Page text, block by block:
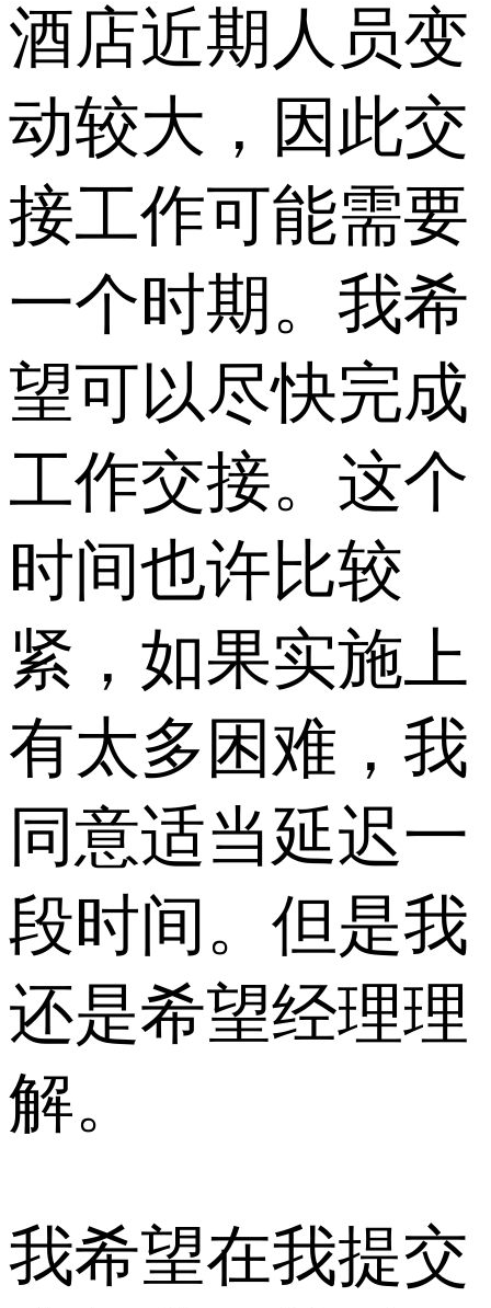
酒店近期人员变
动较大，因此交
接工作可能需要
一个时期。我希
望可以尽快完成
工作交接。这个
时间也许比较
紧，如果实施上
有太多困难，我
同意适当延迟一
段时间。但是我
还是希望经理理
解。
我希望在我提交